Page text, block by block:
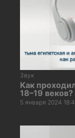
Звук
Как
18–19 веков?
5 января 2024